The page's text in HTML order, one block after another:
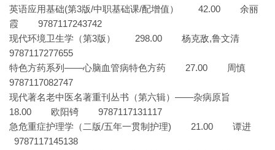
英语应用基础(第3版/中职基础课/配增值） 42.00 余丽
霞 9787117243742
现代环境卫生学（第3版） 298.00 杨克敌,鲁文清
9787117277655
特色方药系列——心脑血管病特色方药 27.00 周慎
9787117082747
现代著名老中医名著重刊丛书（第六辑）——杂病原旨
18.00 欧阳锜 9787117131117
急危重症护理学（二版/五年一贯制护理) 21.00 谭进
9787117145138